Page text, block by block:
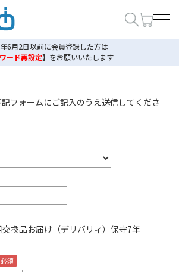
6月2日以前に会員登録した方は
ード再設定】 をお願いいたします
フォームにご記入のうえ送信してくださ
換品お届け（デリバリィ）保守7年